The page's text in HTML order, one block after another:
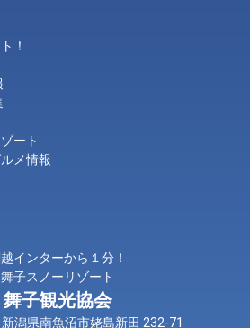
！
ート
メ情報
インターから１分！
舞子スノーリゾート
舞子観光協会
潟県南魚沼市姥島新田 232-71